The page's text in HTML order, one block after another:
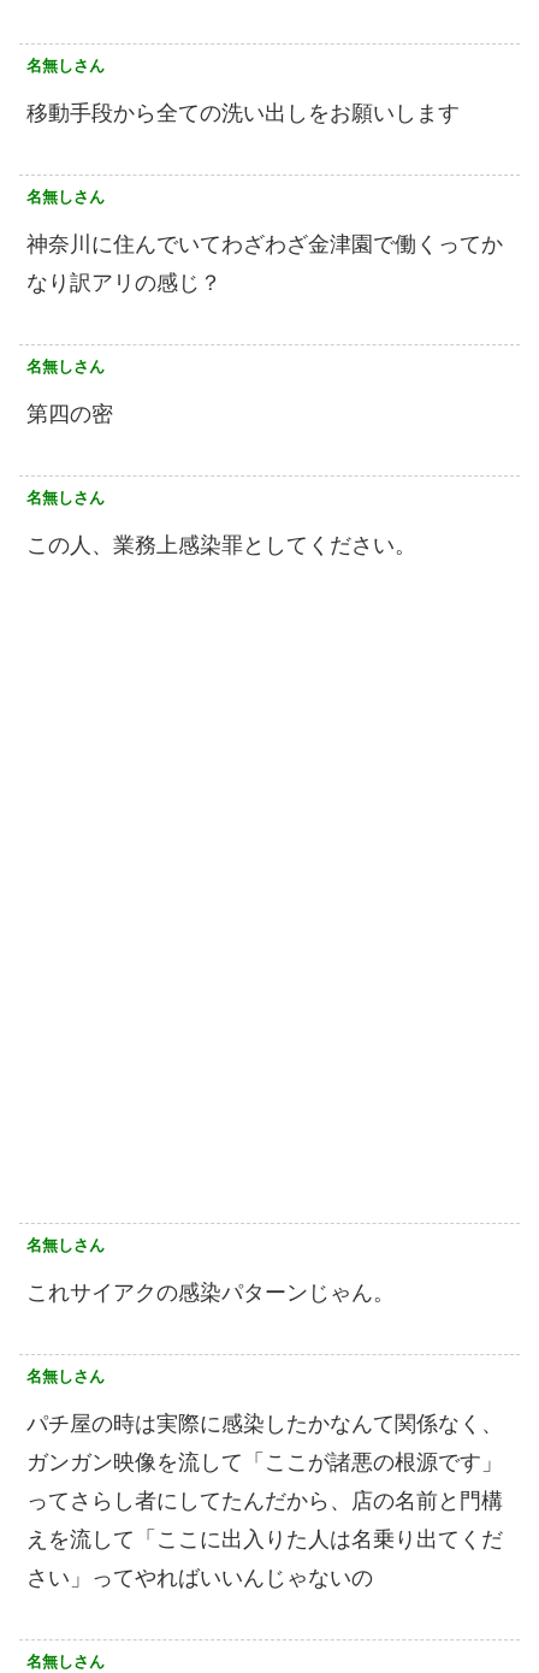
名無しさん
移動手段から全ての洗い出しをお願いします
名無しさん
神奈川に住んでいてわざわざ金津園で働くってか
なり訳アリの感じ？
名無しさん
第四の密
名無しさん
この人、業務上感染罪としてください。
名無しさん
これサイアクの感染パターンじゃん。
名無しさん
パチ屋の時は実際に感染したかなんて関係なく、
ガンガン映像を流して「ここが諸悪の根源です」
ってさらし者にしてたんだから、店の名前と門構
えを流して「ここに出入りた人は名乗り出てくだ
さい」ってやればいいんじゃないの
名無しさん